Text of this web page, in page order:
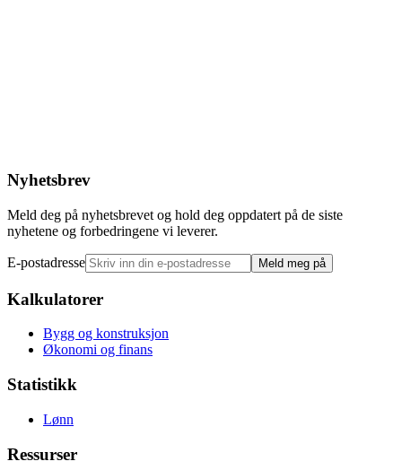
Nyhetsbrev
Meld deg på nyhetsbrevet og hold deg oppdatert på de siste
nyhetene og forbedringene vi leverer.
E-postadresse Meld meg på
Kalkulatorer
Bygg og konstruksjon
Økonomi og finans
Statistikk
Lønn
Ressurser